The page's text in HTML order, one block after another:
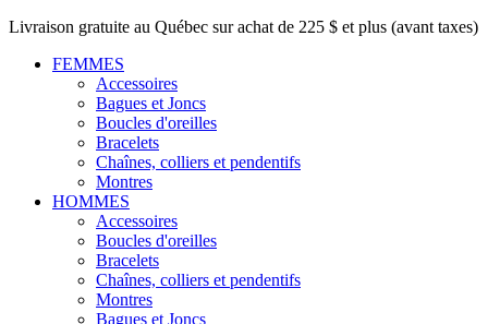
Livraison gratuite au Québec sur achat de 225 $ et plus (avant taxes)
FEMMES
Accessoires
Bagues et Joncs
Boucles d'oreilles
Bracelets
Chaînes, colliers et pendentifs
Montres
HOMMES
Accessoires
Boucles d'oreilles
Bracelets
Chaînes, colliers et pendentifs
Montres
Bagues et Joncs